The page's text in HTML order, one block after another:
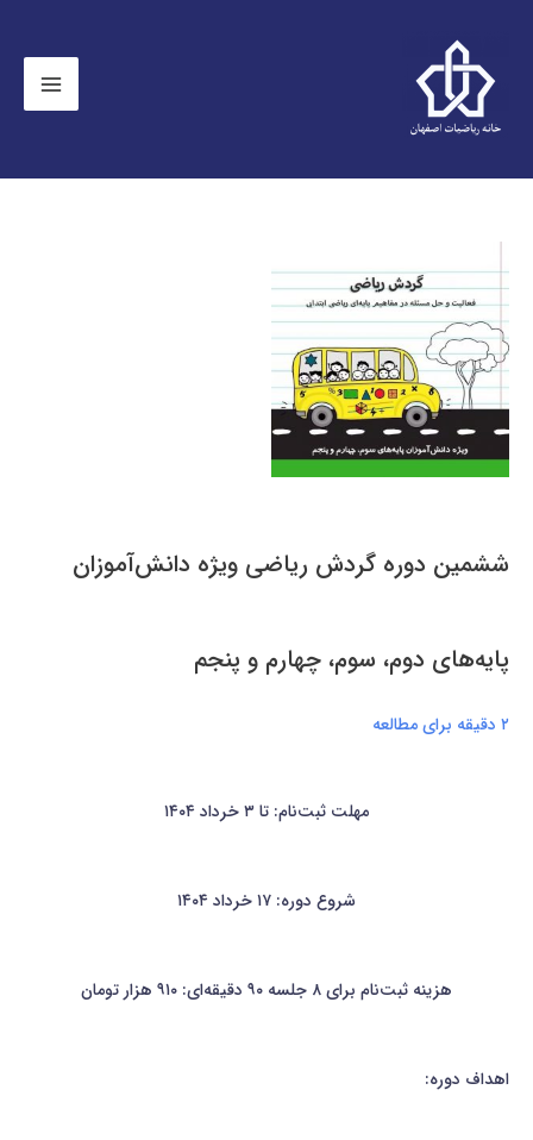
ششمین دوره گردش ریاضی ویژه دانش‌آموزان
پایه‌های دوم، سوم، چهارم و پنجم
۲ دقیقه برای مطالعه
مهلت ثبت‌نام: تا ۳ خرداد ۱۴۰۴
شروع دوره: ۱۷ خرداد ۱۴۰۴
هزینه ثبت‌نام برای ۸ جلسه ۹۰ دقیقه‌ای: ۹۱۰ هزار تومان
اهداف دوره: